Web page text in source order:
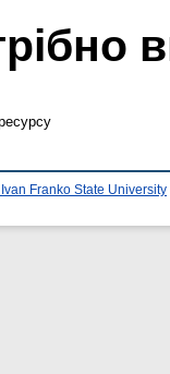
Franko State University